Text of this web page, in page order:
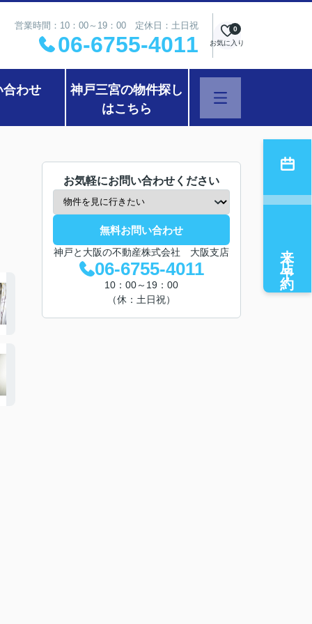
営業時間：10：00～19：00 定休日：土日祝
06-6755-4011 お気に入り
0
合わせ
神戸三宮の物件探し
はこちら
お気軽にお問い合わせください
無料お問い合わせ
神戸と大阪の不動産株式会社 大阪支店
06-6755-4011
10：00～19：00
（休：土日祝）
来店予約